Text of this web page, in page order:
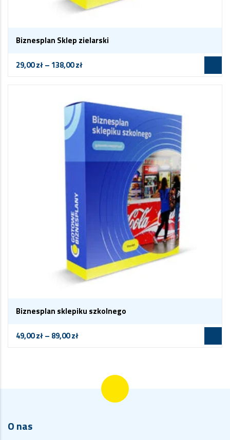
Biznesplan Sklep zielarski
29,00zł– 138,00zł
Biznesplan sklepiku szkolnego
49,00zł– 89,00zł
O nas